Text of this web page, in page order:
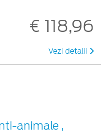
€ 118,96
Vezi detalii
animale ,